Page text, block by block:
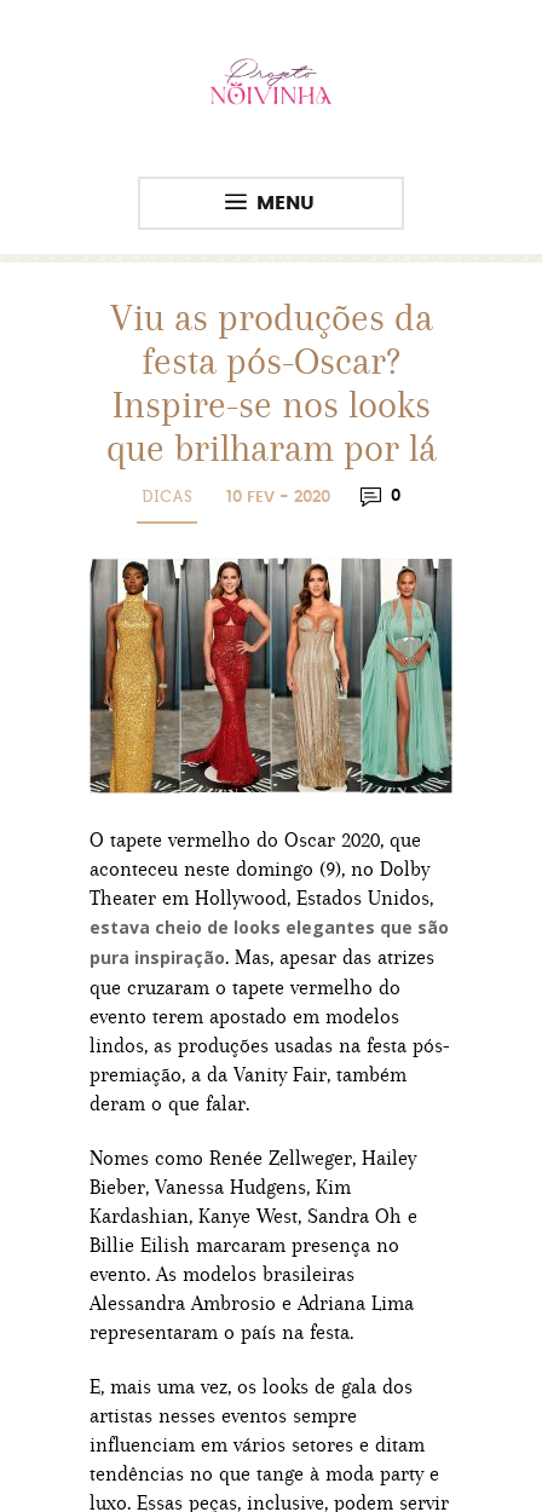
MENU
Viu as produções da
festa pós-Oscar?
Inspire-se nos looks
que brilharam por lá
DICAS 10 FEV - 2020 0
O tapete vermelho do Oscar 2020, que
aconteceu neste domingo (9), no Dolby
Theater em Hollywood, Estados Unidos,
estava cheio de looks elegantes que são
pura inspiração. Mas, apesar das atrizes
que cruzaram o tapete vermelho do
evento terem apostado em modelos
lindos, as produções usadas na festa pós-
premiação, a da Vanity Fair, também
deram o que falar.
Nomes como Renée Zellweger, Hailey
Bieber, Vanessa Hudgens, Kim
Kardashian, Kanye West, Sandra Oh e
Billie Eilish marcaram presença no
evento. As modelos brasileiras
Alessandra Ambrosio e Adriana Lima
representaram o país na festa.
E, mais uma vez, os looks de gala dos
artistas nesses eventos sempre
influenciam em vários setores e ditam
tendências no que tange à moda party e
luxo. Essas peças, inclusive, podem servir